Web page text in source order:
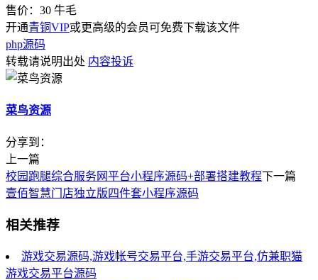
售价： 30 牛毛
开通青铜VIP或更高级的会员可免费下载该文件
php源码
转载请说明出处 内容投诉
菜鸟资源
分享到：
上一篇
校园跑腿综合服务网平台小程序源码+部署搭建教程下一篇
壹佰智慧门店独立版四件套小程序源码
相关推荐
游戏交易源码,游戏帐号交易平台,手游交易平台,仿兼职猫
游戏交易平台源码